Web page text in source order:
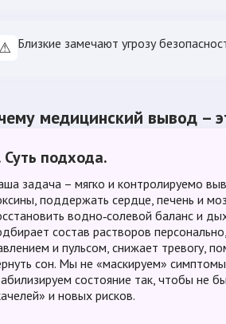
⚠ Близкие замечают угрозу
медицинский вывод –
Суть подхода.
задача – мягко и контролируемо
поддержать сердце, печень и
водно‑солевой баланс и
состав растворов
и пульсом, снижает тревогу,
сон. Мы не «маскируем»
состояние так, чтобы не
и новых рисков.